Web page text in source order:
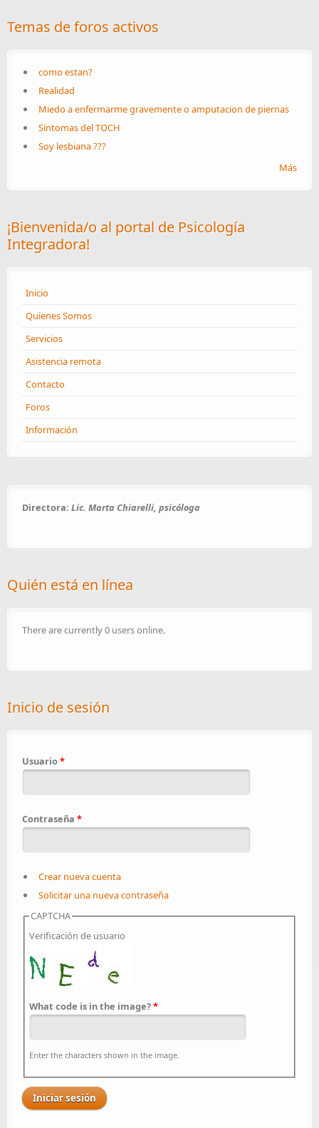
Temas de foros activos
como estan?
Realidad
Miedo a enfermarme gravemente o amputacion de piernas
Síntomas del TOCH
Soy lesbiana ???
Más
¡Bienvenida/o al portal de Psicología
Integradora!
Inicio
Quienes Somos
Servicios
Asistencia remota
Contacto
Foros
Información
Directora: Lic. Marta Chiarelli, psicóloga
Quién está en línea
There are currently 0 users online.
Inicio de sesión
Usuario*
Contraseña *
Crear nueva cuenta
Solicitar una nueva contraseña
CAPTCHA
Verificación de usuario
What code is in the image?*
Enter the characters shown in the image.